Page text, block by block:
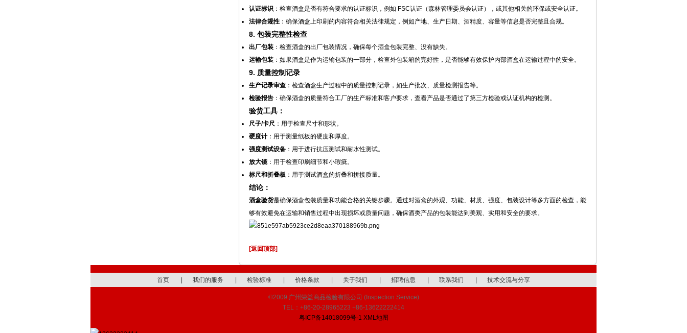
认证标识 ：检查酒盒是否有符合要求的认证标识，例如 FSC认证（森林管理委员会认证），或其他相关的环保或安全认证。
法律合规性 ：确保酒盒上印刷的内容符合相关法律规定，例如产地、生产日期、酒精度、容量等信息是否完整且合规。
8. 包装完整性检查
出厂包装 ：检查酒盒的出厂包装情况，确保每个酒盒包装完整、没有缺失。
运输包装 ：如果酒盒是作为运输包装的一部分，检查外包装箱的完好性，是否能够有效保护内部酒盒在运输过程中的安全。
9. 质量控制记录
生产记录审查 ：检查酒盒生产过程中的质量控制记录，如生产批次、质量检测报告等。
检验报告 ：确保酒盒的质量符合工厂的生产标准和客户要求，查看产品是否通过了第三方检验或认证机构的检测。
验货工具：
尺子/卡尺 ：用于检查尺寸和形状。
硬度计 ：用于测量纸板的硬度和厚度。
强度测试设备 ：用于进行抗压测试和耐水性测试。
放大镜 ：用于检查印刷细节和小瑕疵。
标尺和折叠板 ：用于测试酒盒的折叠和拼接质量。
结论：
酒盒验货是确保酒盒包装质量和功能合格的关键步骤。通过对酒盒的外观、功能、材质、强度、包装设计等多方面的检查，能
够有效避免在运输和销售过程中出现损坏或质量问题，确保酒类产品的包装能达到美观、实用和安全的要求。
[返回顶部]
首页 我们的服务 检验标准 价格条款 关于我们 招聘信息 联系我们 技术交流与分享
©2009 广州荣益商品检验有限公司 (Inspection Service)
TEL：+86-20-28965223 +86-13622222414
粤ICP备14018099号-1 XML地图